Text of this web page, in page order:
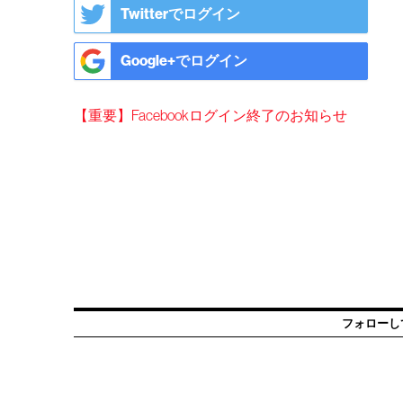
Twitterでログイン
Google+でログイン
【重要】Facebookログイン終了のお知らせ
フォロー